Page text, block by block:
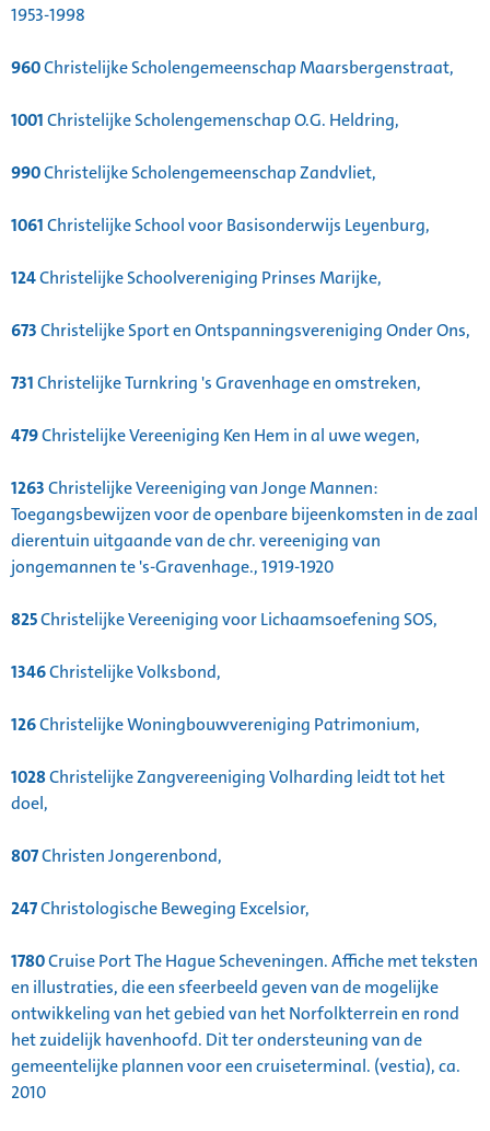
1953-1998
960Christelijke Scholengemeenschap Maarsbergenstraat,
1001Christelijke Scholengemenschap O.G. Heldring,
990Christelijke Scholengemeenschap Zandvliet,
1061Christelijke School voor Basisonderwijs Leyenburg,
124Christelijke Schoolvereniging Prinses Marijke,
673Christelijke Sport en Ontspanningsvereniging Onder Ons,
731Christelijke Turnkring 's Gravenhage en omstreken,
479Christelijke Vereeniging Ken Hem in al uwe wegen,
1263Christelijke Vereeniging van Jonge Mannen:
Toegangsbewijzen voor de openbare bijeenkomsten in de zaal
dierentuin uitgaande van de chr. vereeniging van
jongemannen te 's-Gravenhage., 1919-1920
825Christelijke Vereeniging voor Lichaamsoefening SOS,
1346Christelijke Volksbond,
126Christelijke Woningbouwvereniging Patrimonium,
1028Christelijke Zangvereeniging Volharding leidt tot het
doel,
807Christen Jongerenbond,
247Christologische Beweging Excelsior,
1780Cruise Port The Hague Scheveningen. Affiche met teksten
en illustraties, die een sfeerbeeld geven van de mogelijke
ontwikkeling van het gebied van het Norfolkterrein en rond
het zuidelijk havenhoofd. Dit ter ondersteuning van de
gemeentelijke plannen voor een cruiseterminal. (vestia), ca.
2010